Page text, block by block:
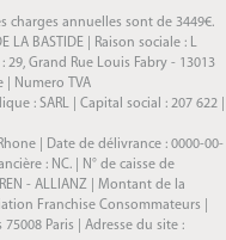
charges annuelles sont de 3449€.
LA BASTIDE | Raison sociale : L
: 29, Grand Rue Louis Fabry - 13013
| Numero TVA
: SARL | Capital social : 207 622 |
| Date de délivrance : 0000-00-
: NC. | N° de caisse de
- ALLIANZ | Montant de la
Franchise Consommateurs |
Paris | Adresse du site :